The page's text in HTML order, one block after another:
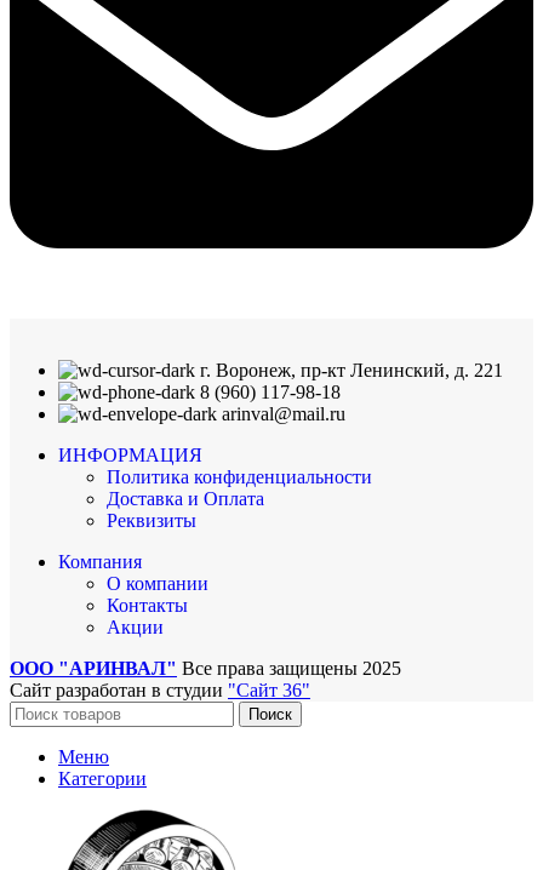
г. Воронеж, пр-кт Ленинский, д. 221
8 (960) 117-98-18
arinval@mail.ru
ИНФОРМАЦИЯ
Политика конфиденциальности
Доставка и Оплата
Реквизиты
Компания
О компании
Контакты
Акции
ООО "АРИНВАЛ" Все права защищены 2025
Сайт разработан в студии "Сайт 36"
Поиск
Меню
Категории